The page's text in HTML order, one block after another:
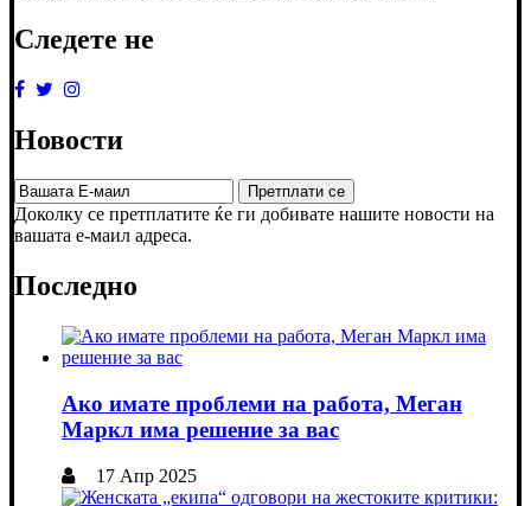
Следете не
Новости
Доколку се претплатите ќе ги добивате нашите новости на
вашата е-маил адреса.
Последно
Ако имате проблеми на работа, Меган
Маркл има решение за вас
17 Апр 2025